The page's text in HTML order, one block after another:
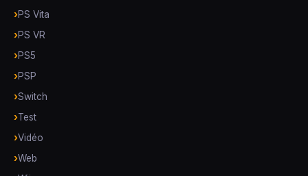
PS Vita
PS VR
PS5
PSP
Switch
Test
Vidéo
Web